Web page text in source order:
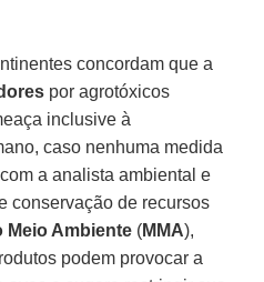
concordam que a
por agrotóxicos
inclusive à
caso nenhuma medida
a analista ambiental e
conservação de recursos
Meio Ambiente (MMA),
podem provocar a